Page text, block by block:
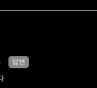
답변